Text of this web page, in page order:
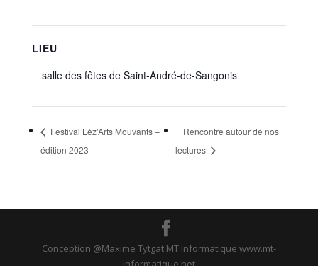
LIEU
salle des fêtes de Saint-André-de-Sangonis
Festival Léz’Arts Mouvants –
édition 2023
Rencontre autour de nos
lectures
Conception @Maxime Tytgat MT Informatique www.mt-